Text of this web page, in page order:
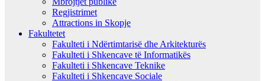
Regjistrimet
Attractions in Skopje
Fakultetet
Fakulteti i Ndërtimtarisë dhe Arkitekturës
Fakulteti i Shkencave të Informatikës
Fakulteti i Shkencave Teknike
Fakulteti i Shkencave Sociale